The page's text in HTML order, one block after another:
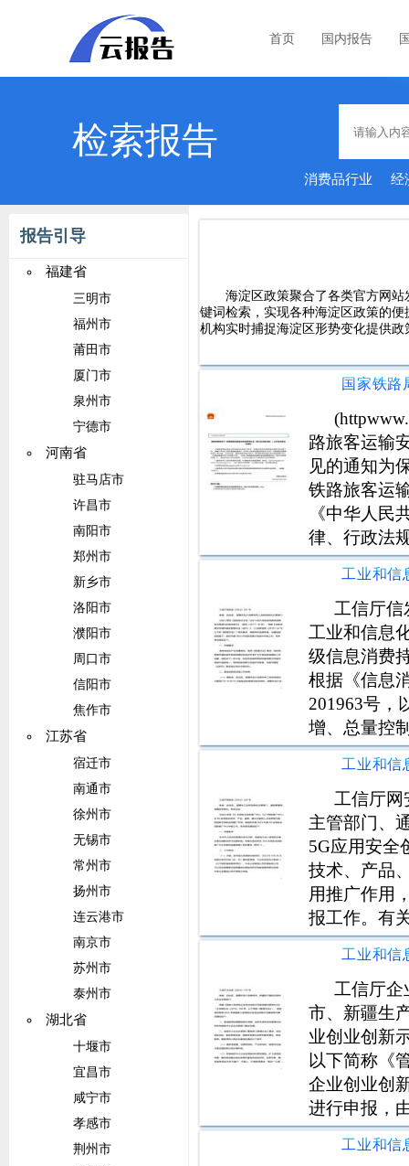
首页 国内报告
检索报告
消费品行业 经
能家居
报告引导
福建省
三明市
福州市
莆田市
厦门市
泉州市
宁德市
河南省
驻马店市
许昌市
南阳市
郑州市
新乡市
洛阳市
濮阳市
周口市
信阳市
焦作市
江苏省
宿迁市
南通市
徐州市
无锡市
常州市
扬州市
连云港市
南京市
苏州市
泰州市
湖北省
十堰市
宜昌市
咸宁市
孝感市
荆州市
海淀区政策聚合了各类官方网
键词检索，实现各种海淀区政策的
机构实时捕捉海淀区形势变化提供政
路旅客运输
见的通知为
铁路旅客运
《中华人民
律、行政法
理办法》（
安全检查管
工信厅信
工业和信息
级信息消费
根据《信息
201963号，
增、总量控
工作。二、
辖市及计划
城市相关材
工信厅网
主管部门、
5G应用安全
技术、产品
用推广作用
报工作。有
备独立法人
符合《5G
（附件1）
工信厅企
市、新疆生
业创业创新
以下简称《
企业创业创
进行申报，
门提出申请
求，结合地